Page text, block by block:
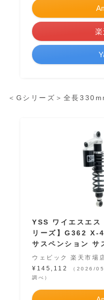
＜Gシリーズ＞全長
YSS ワイエスエス
リーズ】G362 X-
サスペンション サ
ウェビック 楽天市場
¥145,112
（2026/
調べ）